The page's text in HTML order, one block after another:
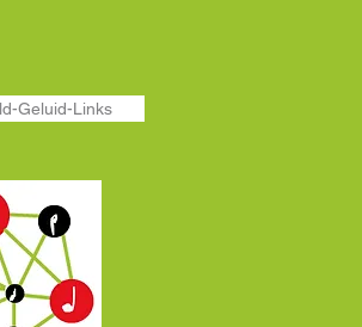
Geluid-Links